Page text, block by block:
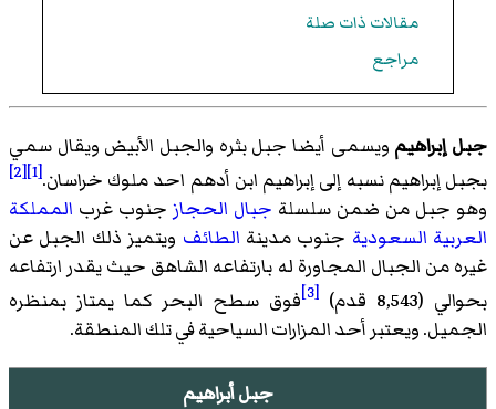
مقالات ذات صلة
مراجع
جبل إبراهيم ويسمى أيضا جبل بثره والجبل الأبيض ويقال سمي
بجبل إبراهيم نسبه إلى إبراهيم ابن أدهم احد ملوك خراسان.[1]
[2]
وهو جبل من ضمن سلسلة جبال الحجاز جنوب غرب المملكة
العربية السعودية جنوب مدينة الطائف ويتميز ذلك الجبل عن
غيره من الجبال المجاورة له بارتفاعه الشاهق حيث يقدر ارتفاعه
بحوالي (8,543 قدم)
[3]
فوق سطح البحر كما يمتاز بمنظره
الجميل. ويعتبر أحد المزارات السياحية في تلك المنطقة.
جبل أبراهيم